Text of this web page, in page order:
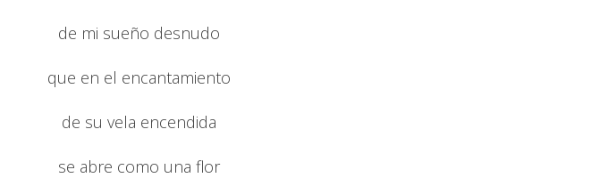
de mi sueño desnudo
que en el encantamiento
de su vela encendida
se abre como una flor